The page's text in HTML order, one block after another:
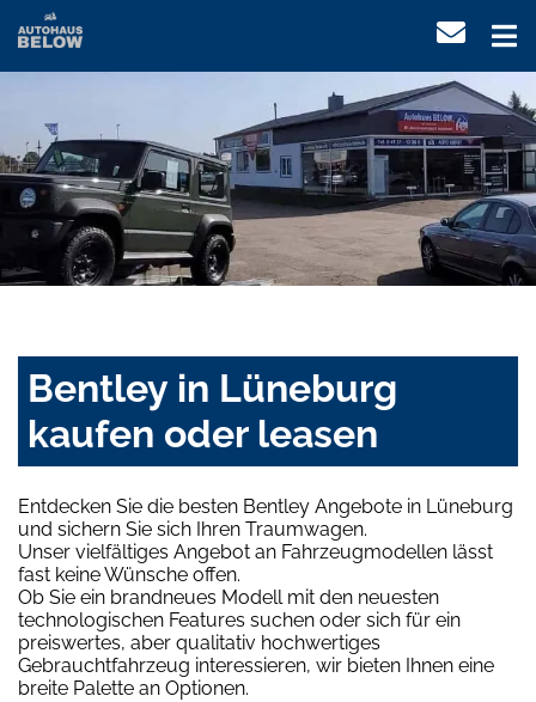
Bentley in Lüneburg
kaufen oder leasen
Entdecken Sie die besten Bentley Angebote in Lüneburg
und sichern Sie sich Ihren Traumwagen.
Unser vielfältiges Angebot an Fahrzeugmodellen lässt
fast keine Wünsche offen.
Ob Sie ein brandneues Modell mit den neuesten
technologischen Features suchen oder sich für ein
preiswertes, aber qualitativ hochwertiges
Gebrauchtfahrzeug interessieren, wir bieten Ihnen eine
breite Palette an Optionen.